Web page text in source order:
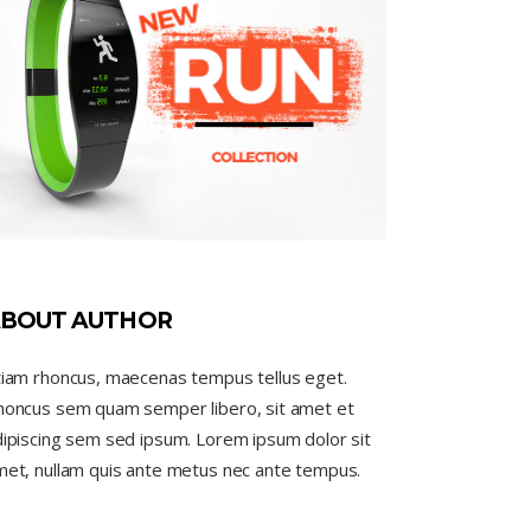
AUTHOR
rhoncus, maecenas tempus tellus eget.
sem quam semper libero, sit amet et
sem sed ipsum. Lorem ipsum dolor sit
nullam quis ante metus nec ante tempus.